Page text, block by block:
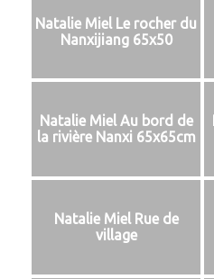
Natalie Miel Le rocher du
Nanxijiang 65x50
Natalie Miel Au bord de
la rivière Nanxi 65x65cm
Natalie Miel Rue de
village